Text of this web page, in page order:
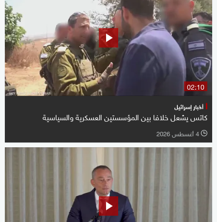
02:10
أخبار إسرائيل
كاتس يشعل خلافا بين المؤسستين العسكرية والسياسية
l 4 أغسطس 2026